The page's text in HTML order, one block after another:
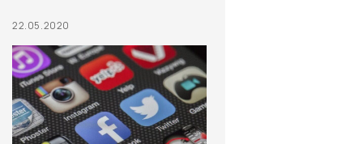
22.05.2020